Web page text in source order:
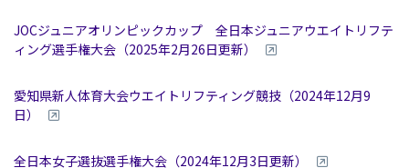
JOCジュニアオリンピックカップ 全日本ジュニアウエイトリフテ
ィング選手権大会（2025年2月26日更新）
愛知県新人体育大会ウエイトリフティング競技（2024年12月9
日）
全日本女子選抜選手権大会（2024年12月3日更新）